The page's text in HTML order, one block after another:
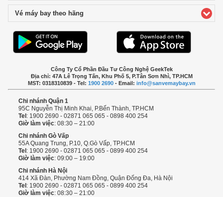
Vé máy bay theo hãng
Công Ty Cổ Phần Đầu Tư Công Nghệ GeekTek
Địa chỉ: 47A Lê Trọng Tấn, Khu Phố 5, P.Tân Sơn Nhì, TP.HCM
MST: 0318310839 - Tel: 1900 2690- Email: info@sanvemaybay.vn
Chi nhánh Quận 1
95C Nguyễn Thị Minh Khai, P.Bến Thành, TP.HCM
Tel: 1900 2690 - 02871 065 065 - 0898 400 254
Giờ làm việc: 08:30 – 21:00
Chi nhánh Gò Vấp
55A Quang Trung, P.10, Q.Gò Vấp, TP.HCM
Tel: 1900 2690 - 02871 065 065 - 0899 400 254
Giờ làm việc: 09:00 – 19:00
Chi nhánh Hà Nội
414 Xã Đàn, Phường Nam Đồng, Quận Đống Đa, Hà Nội
Tel: 1900 2690 - 02871 065 065 - 0899 400 254
Giờ làm việc: 08:30 – 21:00